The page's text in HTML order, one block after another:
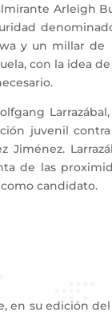
Arleigh
y un millar
con la idea
juvenil contra
de las
candidato.
en su edición